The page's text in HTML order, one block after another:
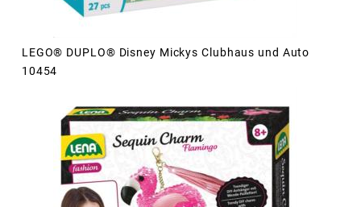
LEGO® DUPLO® Disney Mickys Clubhaus und Auto
10454